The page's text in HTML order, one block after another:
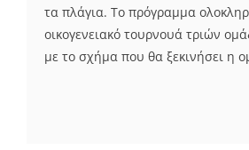
τα πλάγια. Το πρόγραμμα
οικογενειακό τουρνουά τριών
με το σχήμα που θα ξεκινήσει η